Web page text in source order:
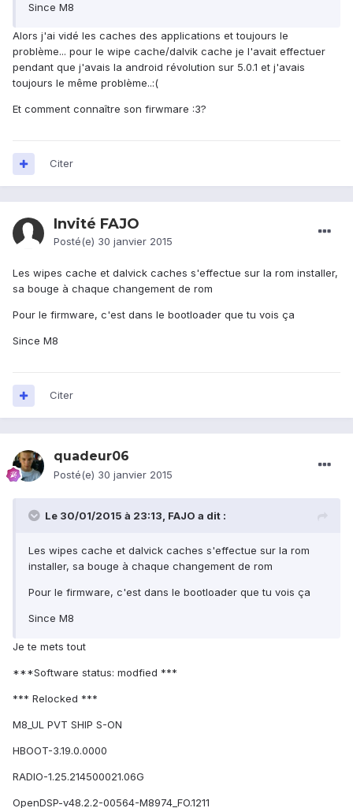
Since M8
Alors j'ai vidé les caches des applications et toujours le
problème... pour le wipe cache/dalvik cache je l'avait effectuer
pendant que j'avais la android révolution sur 5.0.1 et j'avais
toujours le même problème..:(
Et comment connaître son firwmare :3?
Citer
Invité FAJO
Posté(e) 30 janvier 2015
Les wipes cache et dalvick caches s'effectue sur la rom installer,
sa bouge à chaque changement de rom
Pour le firmware, c'est dans le bootloader que tu vois ça
Since M8
Citer
quadeur06
Posté(e) 30 janvier 2015
Le 30/01/2015 à 23:13, FAJO a dit :
Les wipes cache et dalvick caches s'effectue sur la rom
installer, sa bouge à chaque changement de rom
Pour le firmware, c'est dans le bootloader que tu vois ça
Since M8
Je te mets tout
***Software status: modfied ***
*** Relocked ***
M8_UL PVT SHIP S-ON
HBOOT-3.19.0.0000
RADIO-1.25.214500021.06G
OpenDSP-v48.2.2-00564-M8974_FO.1211